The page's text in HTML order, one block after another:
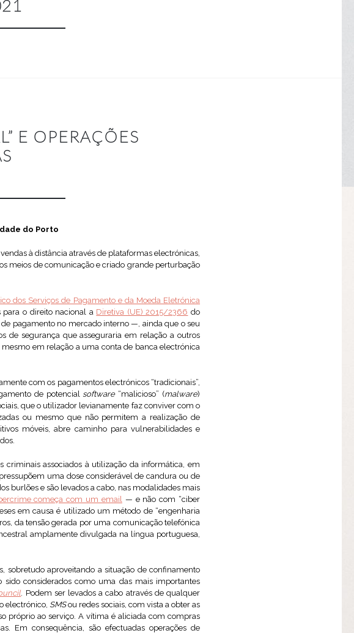
E OPERAÇÕES
do Porto
à distância através de plataformas electrónicas,
meios de comunicação e criado grande perturbação
dos Serviços de Pagamento e da Moeda Eletrónica
para o direito nacional a Diretiva (UE) 2015/2366 do
pagamento no mercado interno —, ainda que o seu
de segurança que asseguraria em relação a outros
em relação a uma conta de banca electrónica
com os pagamentos electrónicos “tradicionais”,
de potencial software“malicioso” (malware)
que o utilizador levianamente faz conviver com o
ou mesmo que não permitem a realização de
móveis, abre caminho para vulnerabilidades e
criminais associados à utilização da informática, em
uma dose considerável de candura ou de
burlões e são levados a cabo, nas modalidades mais
começa com um email— e não com “ciber
em causa é utilizado um método de “engenharia
da tensão gerada por uma comunicação telefónica
amplamente divulgada na língua portuguesa,
sobretudo aproveitando a situação de confinamento
sido considerados como uma das mais importantes
. Podem ser levados a cabo através de qualquer
electrónico, SMSou redes sociais, com vista a obter as
próprio ao serviço. A vítima é aliciada com compras
Em consequência, são efectuadas operações de